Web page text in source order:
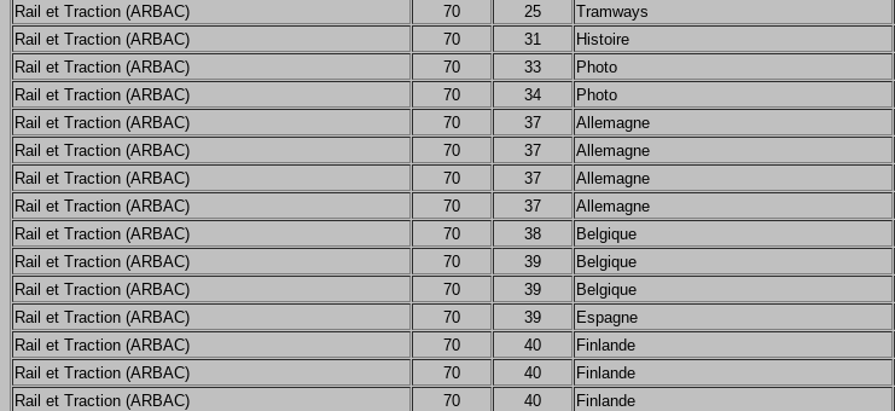
Rail et Traction (ARBAC)
70 25 Tramways
Rail et Traction (ARBAC)
70 31 Histoire
Rail et Traction (ARBAC)
70 33 Photo
Rail et Traction (ARBAC)
70 34 Photo
Rail et Traction (ARBAC)
70 37 Allemagne
Rail et Traction (ARBAC)
70 37 Allemagne
Rail et Traction (ARBAC)
70 37 Allemagne
Rail et Traction (ARBAC)
70 37 Allemagne
Rail et Traction (ARBAC)
70 38 Belgique
Rail et Traction (ARBAC)
70 39 Belgique
Rail et Traction (ARBAC)
70 39 Belgique
Rail et Traction (ARBAC)
70 39 Espagne
Rail et Traction (ARBAC)
70 40 Finlande
Rail et Traction (ARBAC)
70 40 Finlande
Rail et Traction (ARBAC)
70 40 Finlande